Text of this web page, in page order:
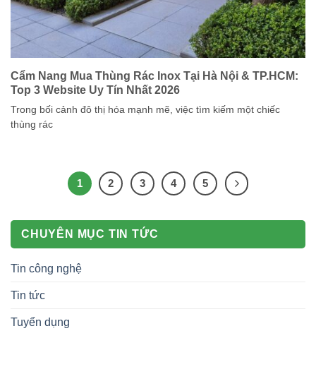
Cẩm Nang Mua Thùng Rác Inox Tại Hà Nội & TP.HCM:
Top 3 Website Uy Tín Nhất 2026
Trong bối cảnh đô thị hóa mạnh mẽ, việc tìm kiếm một chiếc
thùng rác
1 2 3 4 5
CHUYÊN MỤC TIN TỨC
Tin công nghệ
Tin tức
Tuyển dụng